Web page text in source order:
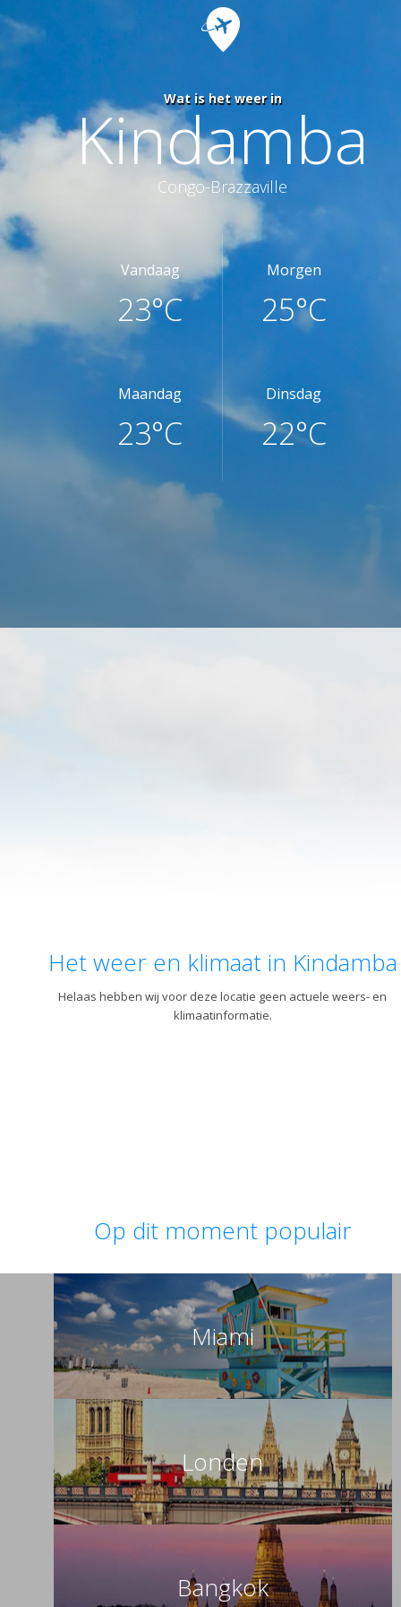
Wat is het weer in
Kindamba
Congo-Brazzaville
Vandaag
23°C
Morgen
25°C
Maandag
23°C
Dinsdag
22°C
Het weer en klimaat in Kindamba
Helaas hebben wij voor deze locatie geen actuele weers- en
klimaatinformatie.
Op dit moment populair
Miami
Londen
Bangkok